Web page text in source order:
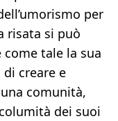
per
risata si può
come tale la sua
creare e
comunità,
dei suoi